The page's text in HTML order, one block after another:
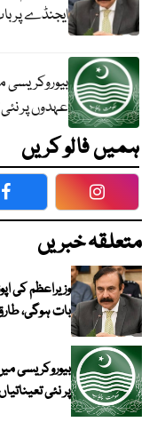
ایجنڈے پر
بیوروکریسی
عہدوں پر نئی
ہمیں فالو کریں
Facebook
متعلقہ خبریں
وزیراعظم کی
بات ہوگی،
بیوروکریسی
پر نئی